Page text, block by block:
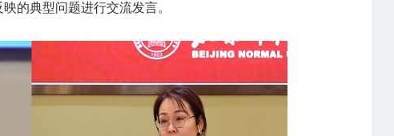
的典型问题进行交流发言。